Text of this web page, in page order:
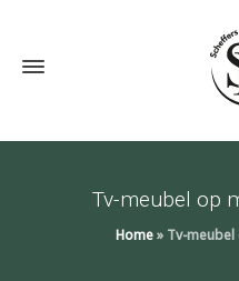
Tv-meubel op
Home» Tv-